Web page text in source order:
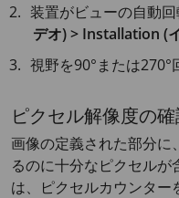
装置がビューの自動
デオ) > Installation (
視野を90°または270°
ピクセル解像度の確
画像の定義された部分に
るのに十分なピクセル
は、ピクセルカウンター